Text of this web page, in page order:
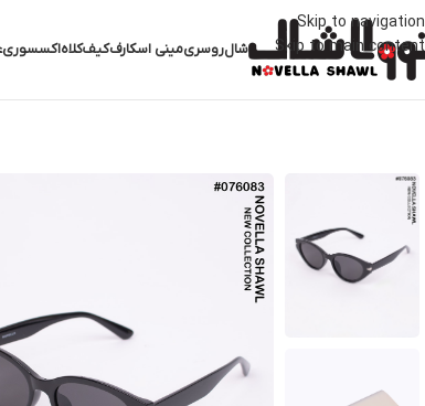
Skip to navigation
Skip to main content
شالروسریمینی اسکارفکیفکلاهاکسسوری